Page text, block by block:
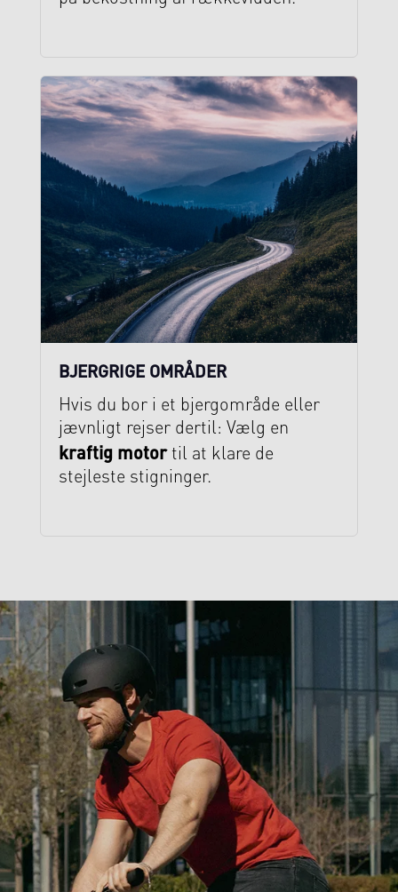
BJERGRIGE OMRÅDER
Hvis du bor i et bjergområde eller
jævnligt rejser dertil: Vælg en
kraftig motortil at klare de
stejleste stigninger.